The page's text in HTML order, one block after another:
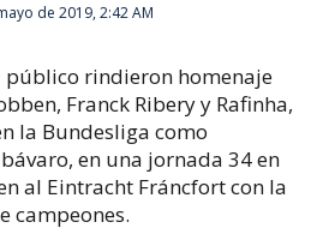
de 2019, 2:42 AM
público rindieron homenaje
Franck Ribery y Rafinha,
la Bundesliga como
en una jornada 34 en
al Eintracht Fráncfort con la
campeones.